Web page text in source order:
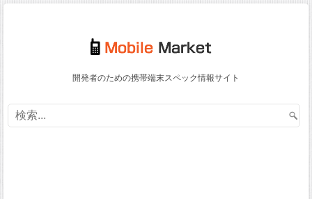
開発者のための携帯端末スペック情報サイト